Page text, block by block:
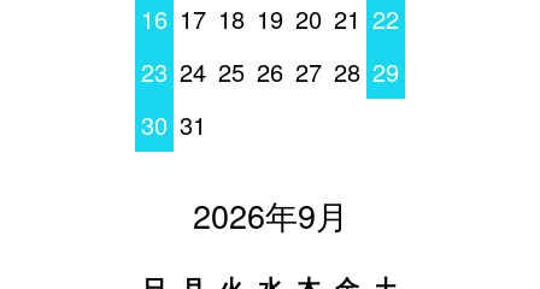
16 17 18 19 20 21 22
23 24 25 26 27 28 29
30 31
2026年9月